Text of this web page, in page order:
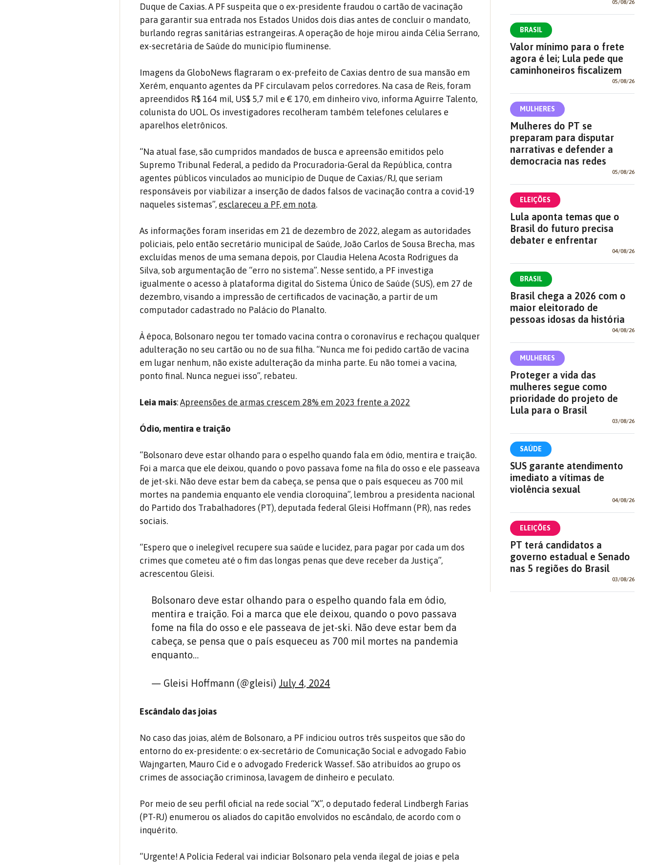
Duque de Caxias. A PF suspeita que o ex-presidente fraudou o cartão de vacinação
para garantir sua entrada nos Estados Unidos dois dias antes de concluir o mandato,
burlando regras sanitárias estrangeiras. A operação de hoje mirou ainda Célia Serrano,
ex-secretária de Saúde do município fluminense.
Imagens da GloboNews flagraram o ex-prefeito de Caxias dentro de sua mansão em
Xerém, enquanto agentes da PF circulavam pelos corredores. Na casa de Reis, foram
apreendidos R$ 164 mil, US$ 5,7 mil e € 170, em dinheiro vivo, informa Aguirre Talento,
colunista do UOL. Os investigadores recolheram também telefones celulares e
aparelhos eletrônicos.
“Na atual fase, são cumpridos mandados de busca e apreensão emitidos pelo
Supremo Tribunal Federal, a pedido da Procuradoria-Geral da República, contra
agentes públicos vinculados ao município de Duque de Caxias/RJ, que seriam
responsáveis por viabilizar a inserção de dados falsos de vacinação contra a covid-19
naqueles sistemas”, esclareceu a PF, em nota.
As informações foram inseridas em 21 de dezembro de 2022, alegam as autoridades
policiais, pelo então secretário municipal de Saúde, João Carlos de Sousa Brecha, mas
excluídas menos de uma semana depois, por Claudia Helena Acosta Rodrigues da
Silva, sob argumentação de “erro no sistema”. Nesse sentido, a PF investiga
igualmente o acesso à plataforma digital do Sistema Único de Saúde (SUS), em 27 de
dezembro, visando a impressão de certificados de vacinação, a partir de um
computador cadastrado no Palácio do Planalto.
À época, Bolsonaro negou ter tomado vacina contra o coronavírus e rechaçou qualquer
adulteração no seu cartão ou no de sua filha. “Nunca me foi pedido cartão de vacina
em lugar nenhum, não existe adulteração da minha parte. Eu não tomei a vacina,
ponto final. Nunca neguei isso”, rebateu.
Leia mais:Apreensões de armas crescem 28% em 2023 frente a 2022
Ódio, mentira e traição
“Bolsonaro deve estar olhando para o espelho quando fala em ódio, mentira e traição.
Foi a marca que ele deixou, quando o povo passava fome na fila do osso e ele passeava
de jet-ski. Não deve estar bem da cabeça, se pensa que o país esqueceu as 700 mil
mortes na pandemia enquanto ele vendia cloroquina”, lembrou a presidenta nacional
do Partido dos Trabalhadores (PT), deputada federal Gleisi Hoffmann (PR), nas redes
sociais.
“Espero que o inelegível recupere sua saúde e lucidez, para pagar por cada um dos
crimes que cometeu até o fim das longas penas que deve receber da Justiça”,
acrescentou Gleisi.
Bolsonaro deve estar olhando para o espelho quando fala em ódio,
mentira e traição. Foi a marca que ele deixou, quando o povo passava
fome na fila do osso e ele passeava de jet-ski. Não deve estar bem da
cabeça, se pensa que o país esqueceu as 700 mil mortes na pandemia
enquanto…
— Gleisi Hoffmann (@gleisi) July 4, 2024
Escândalo das joias
No caso das joias, além de Bolsonaro, a PF indiciou outros três suspeitos que são do
entorno do ex-presidente: o ex-secretário de Comunicação Social e advogado Fabio
Wajngarten, Mauro Cid e o advogado Frederick Wassef. São atribuídos ao grupo os
crimes de associação criminosa, lavagem de dinheiro e peculato.
Por meio de seu perfil oficial na rede social “X”, o deputado federal Lindbergh Farias
(PT-RJ) enumerou os aliados do capitão envolvidos no escândalo, de acordo com o
inquérito.
“Urgente! A Polícia Federal vai indiciar Bolsonaro pela venda ilegal de joias e pela
05/08/26
BRASIL
Valor mínimo para o frete
agora é lei; Lula pede que
caminhoneiros fiscalizem
05/08/26
MULHERES
Mulheres do PT se
preparam para disputar
narrativas e defender a
democracia nas redes
05/08/26
ELEIÇÕES
Lula aponta temas que o
Brasil do futuro precisa
debater e enfrentar
04/08/26
BRASIL
Brasil chega a 2026 com o
maior eleitorado de
pessoas idosas da história
04/08/26
MULHERES
Proteger a vida das
mulheres segue como
prioridade do projeto de
Lula para o Brasil
03/08/26
SAÚDE
SUS garante atendimento
imediato a vítimas de
violência sexual
04/08/26
ELEIÇÕES
PT terá candidatos a
governo estadual e Senado
nas 5 regiões do Brasil
03/08/26